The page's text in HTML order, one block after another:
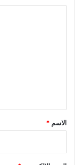
*
الاسم *